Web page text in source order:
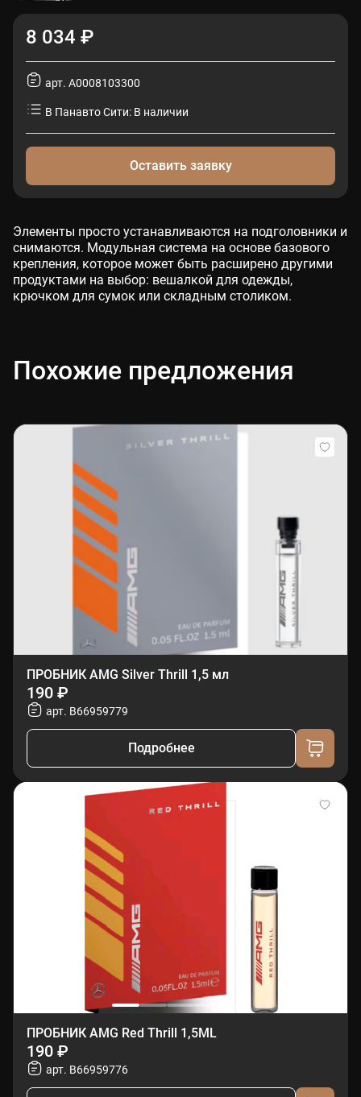
8 034 ₽
арт. A0008103300
В Панавто Сити: В наличии
Оставить заявку
Элементы просто устанавливаются на подголовники и
снимаются. Модульная система на основе базового
крепления, которое может быть расширено другими
продуктами на выбор: вешалкой для одежды,
крючком для сумок или складным столиком.
Похожие предложения
ПРОБНИК AMG Silver Thrill 1,5 мл
190 ₽
арт. B66959779
Подробнее
ПРОБНИК AMG Red Thrill 1,5ML
190 ₽
арт. B66959776